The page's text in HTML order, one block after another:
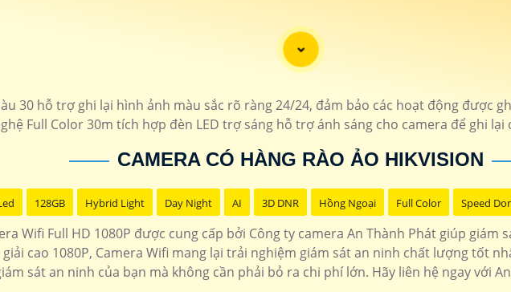
30 hỗ trợ ghi lại hình ảnh màu sắc rõ ràng 24/24, đảm bảo các hoạt động được
Full Color 30m tích hợp đèn LED trợ sáng hỗ trợ ánh sáng cho camera để ghi
CAMERA CÓ HÀNG RÀO ẢO HIKVISION
128GB Hybrid Light Day Night AI 3D DNR Hồng Ngoại Full Color Speed
Wifi Full HD 1080P được cung cấp bởi Công ty camera An Thành Phát giúp
cao 1080P, Camera Wifi mang lại trải nghiệm giám sát an ninh chất lượng tốt
sát an ninh của bạn mà không cần phải bỏ ra chi phí lớn. Hãy liên hệ ngay với